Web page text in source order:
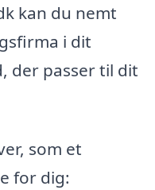
kan du nemt
i dit
der passer til dit
som et
for dig: